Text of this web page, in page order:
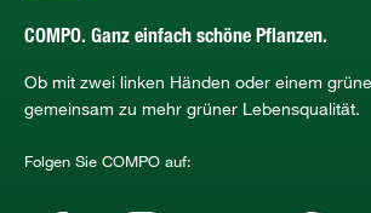
COMPO. Ganz einfach schöne Pflanzen.
Ob mit zwei linken Händen oder einem
gemeinsam zu mehr grüner Lebensqualität.
Folgen Sie COMPO auf: